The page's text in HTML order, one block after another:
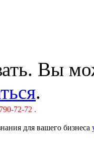
Вы
.
72-72 .
для вашего бизнеса